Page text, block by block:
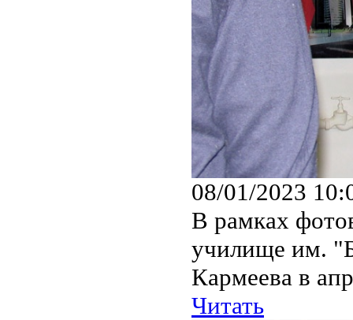
08/01/2023
В рамках
училище им.
Кармеева в
Читать